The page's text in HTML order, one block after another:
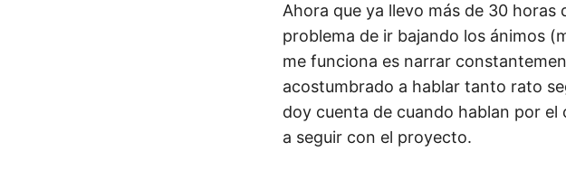
Ahora que ya llevo más de 30
problema de ir bajando los ánimos
me funciona es narrar
acostumbrado a hablar tanto rato
doy cuenta de cuando hablan por
a seguir con el proyecto.